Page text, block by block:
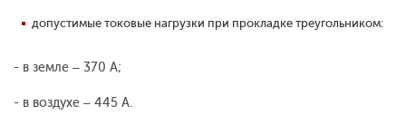
допустимые токовые нагрузки при прокладке треугольником:
- в земле – 370 А;
- в воздухе – 445 А.